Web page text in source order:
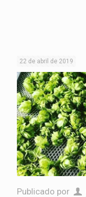
22 de abril de 2019
Publicado por